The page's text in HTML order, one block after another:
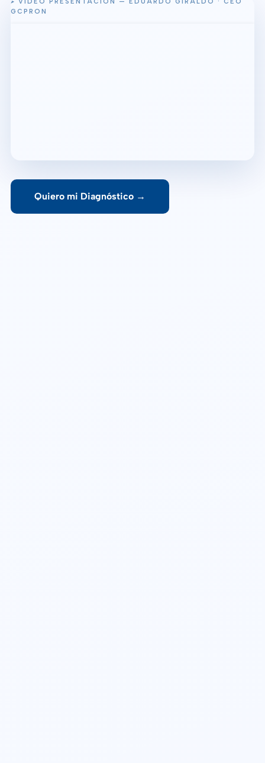
GCPRON
Quiero mi Diagnóstico →